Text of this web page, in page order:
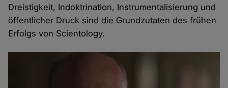
Dreistigkeit, Indoktrination, Instrumentalisierung und
öffentlicher Druck sind die Grundzutaten des frühen
Erfolgs von Scientology.